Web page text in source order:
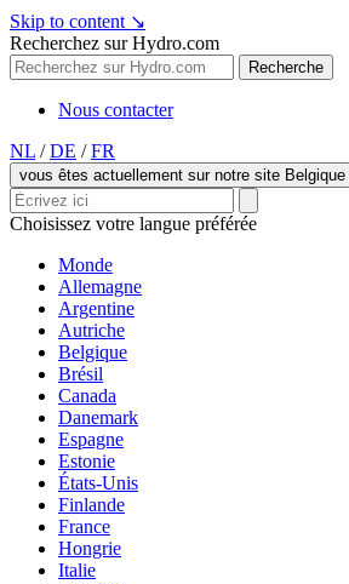
Skip to content ↘
Recherchez sur Hydro.com
Recherche
Nous contacter
NL / DE / FR
vous êtes actuellement sur notre site Belgique
Choisissez votre langue préférée
Monde
Allemagne
Argentine
Autriche
Belgique
Brésil
Canada
Danemark
Espagne
Estonie
États-Unis
Finlande
France
Hongrie
Italie